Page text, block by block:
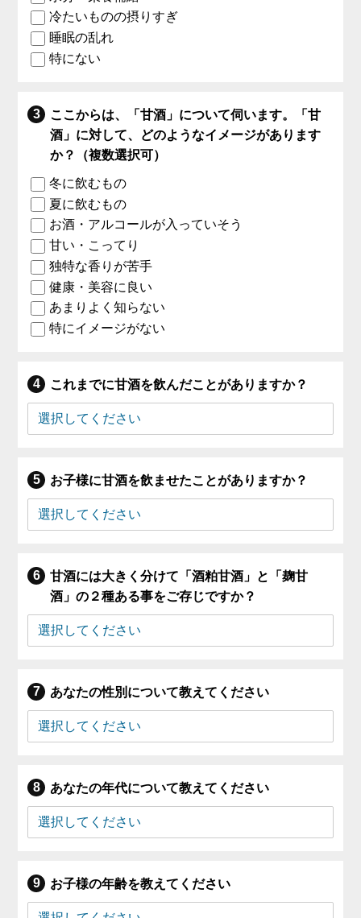
冷たいものの摂りすぎ
睡眠の乱れ
特にない
ここからは、「甘酒」について伺います。「甘
酒」に対して、どのようなイメージがあります
か？（複数選択可）
冬に飲むもの
夏に飲むもの
お酒・アルコールが入っていそう
甘い・こってり
独特な香りが苦手
健康・美容に良い
あまりよく知らない
特にイメージがない
これまでに甘酒を飲んだことがありますか？
お子様に甘酒を飲ませたことがありますか？
甘酒には大きく分けて「酒粕甘酒」と「麹甘
酒」の２種ある事をご存じですか？
あなたの性別について教えてください
あなたの年代について教えてください
お子様の年齢を教えてください